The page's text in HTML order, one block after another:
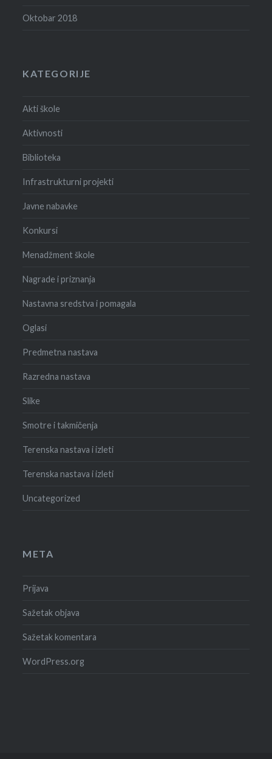
Oktobar 2018
KATEGORIJE
Akti škole
Aktivnosti
Biblioteka
Infrastrukturni projekti
Javne nabavke
Konkursi
Menadžment škole
Nagrade i priznanja
Nastavna sredstva i pomagala
Oglasi
Predmetna nastava
Razredna nastava
Slike
Smotre i takmičenja
Terenska nastava i izleti
Terenska nastava i izleti
Uncategorized
META
Prijava
Sažetak objava
Sažetak komentara
WordPress.org